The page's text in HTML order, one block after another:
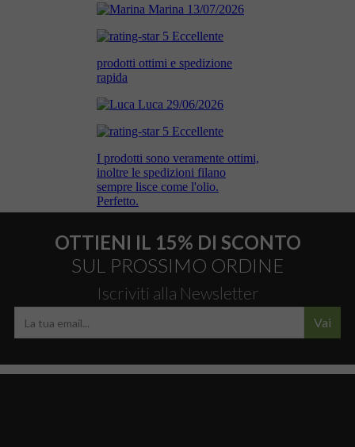
OTTIENI IL 15% DI SCONTO
SUL PROSSIMO ORDINE
Iscriviti alla Newsletter
Vai